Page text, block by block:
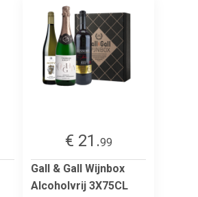
€ 21.99
Gall & Gall Wijnbox
Alcoholvrij 3X75CL